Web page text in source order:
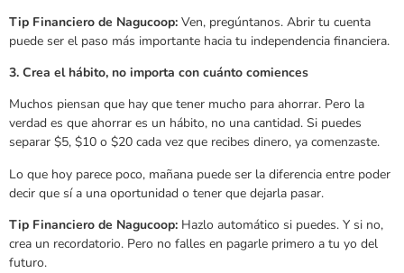
Tip Financiero de Nagucoop: Ven, pregúntanos. Abrir tu cuenta
puede ser el paso más importante hacia tu independencia financiera.
3. Crea el hábito, no importa con cuánto comiences
Muchos piensan que hay que tener mucho para ahorrar. Pero la
verdad es que ahorrar es un hábito, no una cantidad. Si puedes
separar $5, $10 o $20 cada vez que recibes dinero, ya comenzaste.
Lo que hoy parece poco, mañana puede ser la diferencia entre poder
decir que sí a una oportunidad o tener que dejarla pasar.
Tip Financiero de Nagucoop: Hazlo automático si puedes. Y si no,
crea un recordatorio. Pero no falles en pagarle primero a tu yo del
futuro.